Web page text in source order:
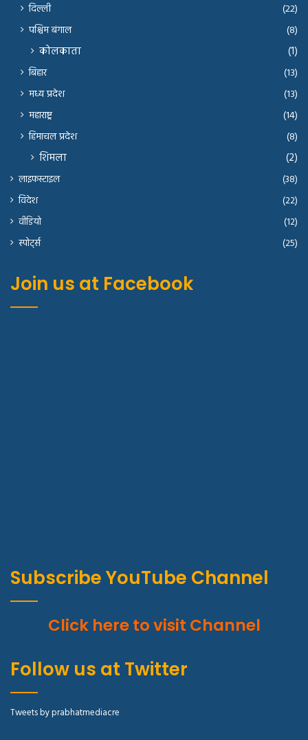
दिल्ली
(22)
पश्चिम बंगाल
(8)
कोलकाता (1)
बिहार
(13)
मध्य प्रदेश
(13)
महाराष्ट्र
(14)
हिमाचल प्रदेश
(8)
शिमला (2)
लाइफस्टाइल
(38)
विदेश
(22)
वीडियो
(12)
स्पोर्ट्स
(25)
Join us at Facebook
Subscribe YouTube Channel
Click here to visit Channel
Follow us at Twitter
Tweets by prabhatmediacre